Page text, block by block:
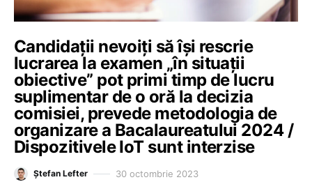
Candidații nevoiți să își rescrie
lucrarea la examen „în situații
obiective” pot primi timp de lucru
suplimentar de o oră la decizia
comisiei, prevede metodologia de
organizare a Bacalaureatului 2024 /
Dispozitivele IoT sunt interzise
Ștefan Lefter 30 octombrie 2023